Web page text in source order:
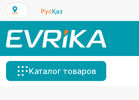
РусҚаз
Каталог товаров